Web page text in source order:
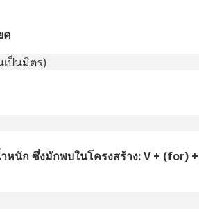
ค
ป็นมิตร)
หนัก ซึ่งมักพบในโครงสร้าง: V + (for) +